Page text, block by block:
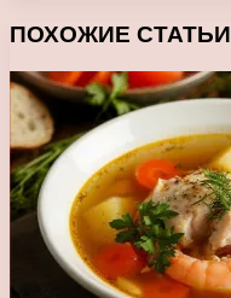
ПОХОЖИЕ СТАТЬИ